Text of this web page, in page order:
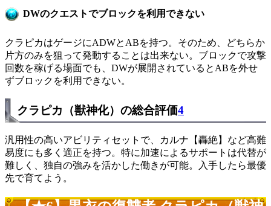
DWのクエストでブロックを利用できない
クラピカはゲージにADWとABを持つ。そのため、どちらか
片方のみを狙って発動することは出来ない。ブロックで攻撃
回数を稼げる場面でも、DWが展開されているとABを外せ
ずブロックを利用できない。
クラピカ（獣神化）の総合評価4
汎用性の高いアビリティセットで、カルナ【轟絶】など高難
易度にも多く適正を持つ。特に加速によるサポートは代替が
難しく、独自の強みを活かした働きが可能。入手したら最優
先で育てよう。